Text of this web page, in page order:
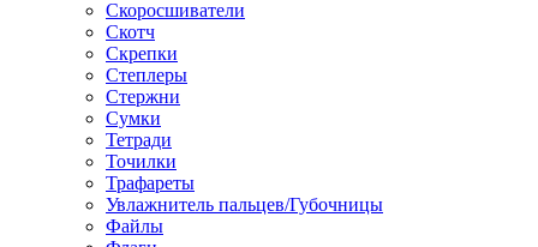
Скоросшиватели
Скотч
Скрепки
Степлеры
Стержни
Сумки
Тетради
Точилки
Трафареты
Увлажнитель пальцев/Губочницы
Файлы